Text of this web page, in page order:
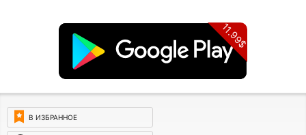
11.99$
В ИЗБРАННОЕ